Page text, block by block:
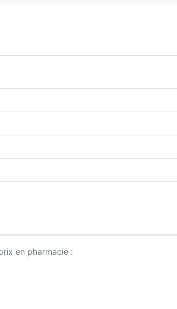
en pharmacie :